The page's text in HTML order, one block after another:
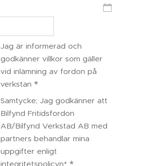
Jag är informerad och
godkänner villkor som gäller
vid inlämning av fordon på
verkstan
Samtycke; Jag godkänner att
Bilfynd Fritidsfordon
AB/Bilfynd Verkstad AB med
partners behandlar mina
uppgifter enligt
integritetspolicyn*